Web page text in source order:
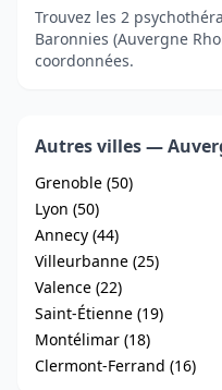
Trouvez les 2
Baronnies (Auvergne
coordonnées.
Autres villes —
Grenoble (50)
Lyon (50)
Annecy (44)
Villeurbanne (25)
Valence (22)
Saint-Étienne (19)
Montélimar (18)
Clermont-Ferrand (16)